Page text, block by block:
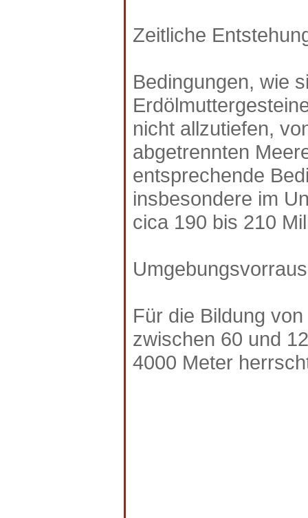
Zeitliche
Bedingungen, wie
nicht allzutiefen,
abgetrennten
entsprechende
insbesondere im
cica 190 bis 210
Für die Bildung
zwischen 60 und
4000 Meter